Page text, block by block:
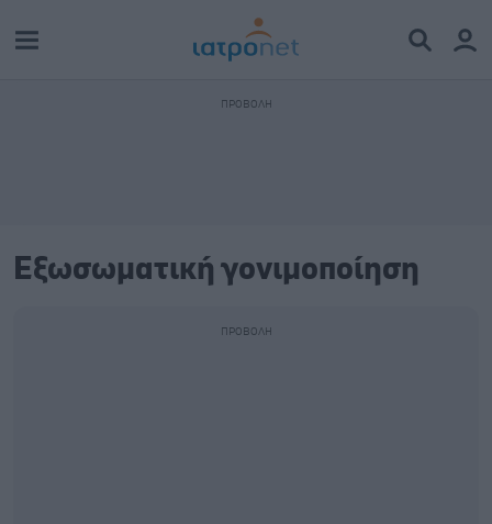
Εξωσωματική γονιμοποίηση